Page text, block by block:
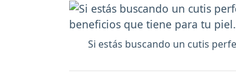
Si estás buscando un cutis